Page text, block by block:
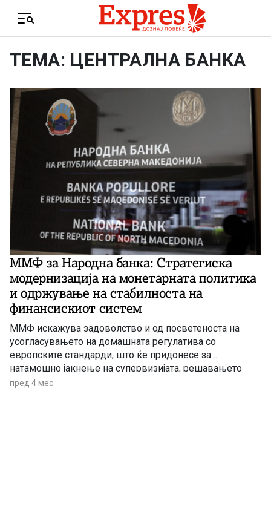
Menu
ТЕМА: ЦЕНТРАЛНА БАНКА
ММФ за Народна банка: Стратегиска
модернизација на монетарната политика
и одржување на стабилноста на
финансискиот систем
ММФ искажува задоволство и од посветеноста на
усогласувањето на домашната регулатива со
европските стандарди, што ќе придонесе за
натамошно јакнење на супервизијата, решавањето
банки и на целокупната финансиска стабилност.
пред 4 мес.